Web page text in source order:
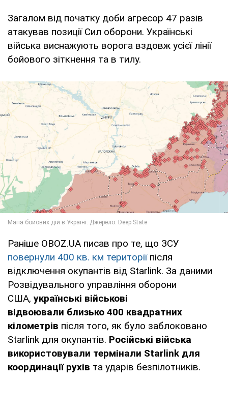
Загалом від початку доби агресор 47 разів
атакував позиції Сил оборони. Українські
війська виснажують ворога вздовж усієї лінії
бойового зіткнення та в тилу.
Раніше OBOZ.UA писав про те, що ЗСУ
повернули 400 кв. км території після
відключення окупантів від Starlink. За даними
Розвідувального управління оборони
США, українські військові
відвоювали близько 400 квадратних
кілометрів після того, як було заблоковано
Starlink для окупантів. Російські війська
використовували термінали Starlink для
координації рухів та ударів безпілотників.